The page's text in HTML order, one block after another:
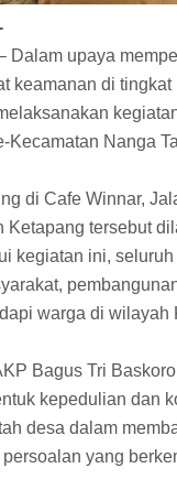
Dalam upaya
keamanan di
Kecamatan Nanga
di Cafe Winnar,
Ketapang tersebut
kegiatan ini,
warga di wilayah
Bagus Tri
kepedulian dan
desa dalam
yang